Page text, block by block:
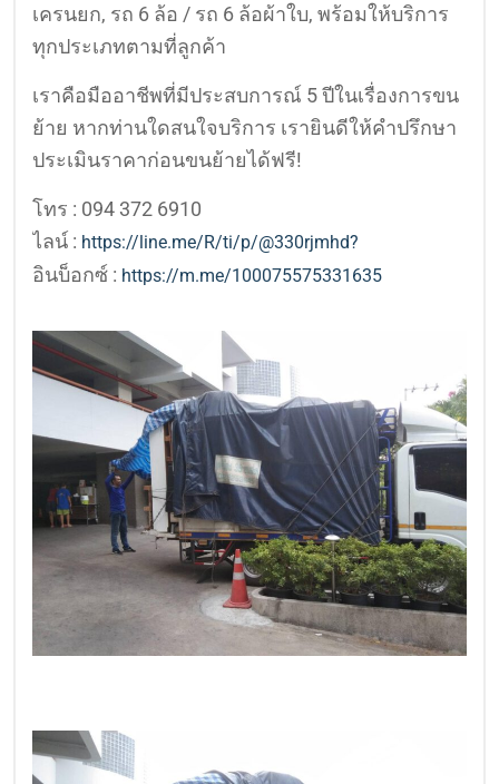
เครนยก, รถ 6 ล้อ / รถ 6 ล้อผ้าใบ, พร้อมให้บริการ
ทุกประเภทตามที่ลูกค้า
เราคือมืออาชีพที่มีประสบการณ์ 5 ปีในเรื่องการขน
ย้าย หากท่านใดสนใจบริการ เรายินดีให้คำปรึกษา
ประเมินราคาก่อนขนย้ายได้ฟรี!
โทร : 094 372 6910
ไลน์ : https://line.me/R/ti/p/@330rjmhd?
อินบ็อกซ์ : https://m.me/100075575331635